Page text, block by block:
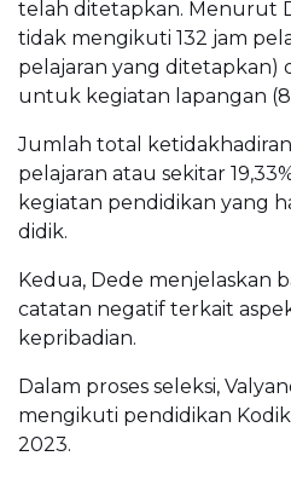
telah ditetapkan. Menurut
tidak mengikuti 132 jam
pelajaran yang ditetapkan)
untuk kegiatan lapangan
Jumlah total
pelajaran atau sekitar
kegiatan pendidikan yang
didik.
Kedua, Dede menjelaskan
catatan negatif terkait
kepribadian.
Dalam proses seleksi,
mengikuti pendidikan
2023.